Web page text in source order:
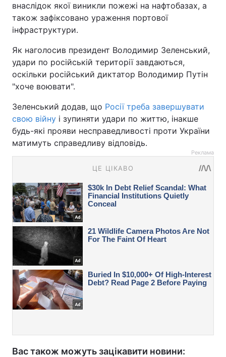
внаслідок якої виникли пожежі на нафтобазах, а
також зафіксовано ураження портової
інфраструктури.
Як наголосив президент Володимир Зеленський,
удари по російській території завдаються,
оскільки російський диктатор Володимир Путін
"хоче воювати".
Зеленський додав, що Росії треба завершувати
свою війну і зупиняти удари по життю, інакше
будь-які прояви несправедливості проти України
матимуть справедливу відповідь.
Реклама
Вас також можуть зацікавити новини: